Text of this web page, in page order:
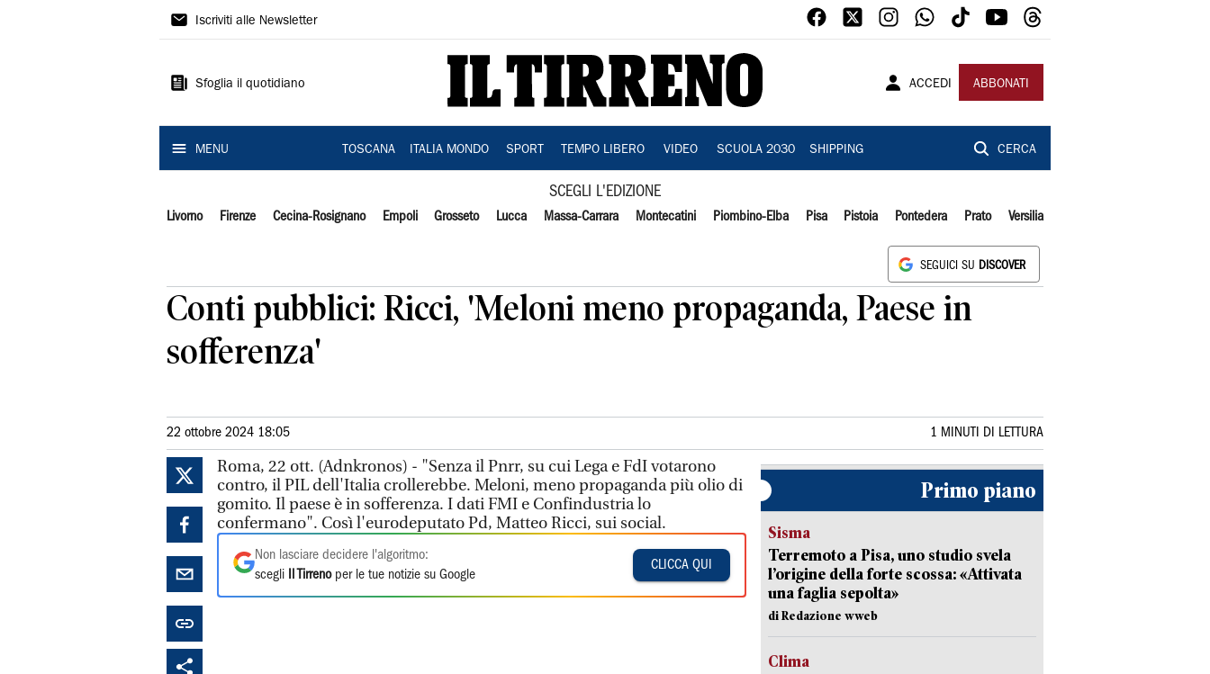
Il
Iscriviti alle Newsletter
Sfoglia il quotidiano ACCEDI ABBONATI
MENU TOSCANA ITALIA MONDO SPORT TEMPO LIBERO VIDEO SCUOLA 2030 SHIPPING CERCA
SCEGLI L'EDIZIONE
Livorno Firenze Cecina-Rosignano Empoli Grosseto Lucca Massa-Carrara Montecatini Piombino-Elba Pisa Pistoia Pontedera Prato Versilia
SEGUICI SU DISCOVER
Conti pubblici: Ricci, 'Meloni meno propaganda, Paese in
sofferenza'
22 ottobre 2024 18:05 1 MINUTI DI LETTURA
Roma, 22 ott. (Adnkronos) - "Senza il Pnrr, su cui Lega e FdI votarono
contro, il PIL dell'Italia crollerebbe. Meloni, meno propaganda più olio di
gomito. Il paese è in sofferenza. I dati FMI e Confindustria lo
confermano". Così l'eurodeputato Pd, Matteo Ricci, sui social.
Non lasciare decidere l'algoritmo:
scegli
Il Tirrenoper le tue notizie su Google
CLICCA QUI
Primo piano
Sisma
Terremoto a Pisa, uno studio svela
l’origine della forte scossa: «Attivata
una faglia sepolta»
di Redazione wweb
Clima